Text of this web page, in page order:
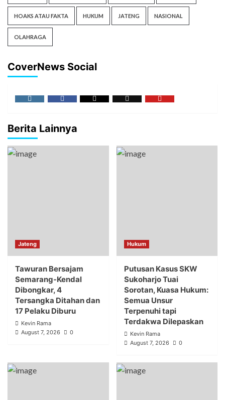
HOAKS ATAU FAKTA HUKUM JATENG NASIONAL
OLAHRAGA
CoverNews Social
Berita Lainnya
Jateng
Tawuran Bersajam
Semarang-Kendal
Dibongkar, 4
Tersangka Ditahan dan
17 Pelaku Diburu
Kevin Rama
August 7, 2026
0
Hukum
Putusan Kasus SKW
Sukoharjo Tuai
Sorotan, Kuasa Hukum:
Semua Unsur
Terpenuhi tapi
Terdakwa Dilepaskan
Kevin Rama
August 7, 2026
0